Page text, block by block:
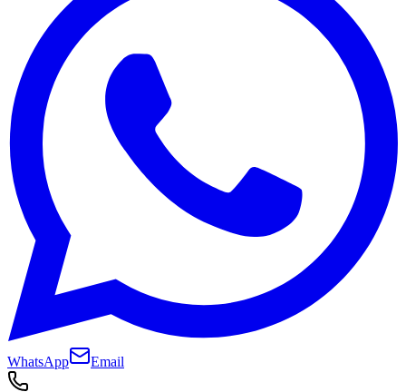
WhatsApp Email